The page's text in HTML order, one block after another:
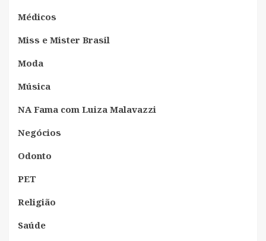
Médicos
Miss e Mister Brasil
Moda
Música
NA Fama com Luiza Malavazzi
Negócios
Odonto
PET
Religião
Saúde